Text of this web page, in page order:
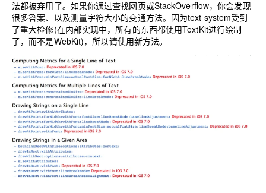
法都被弃用了。如果你通过查找网页或StackOverflow，你会发现
很多答案、以及测量字符大小的变通方法。因为text system受到
了重大检修(在内部实现中，所有的东西都使用TextKit进行绘制
了，而不是WebKit)，所以请使用新方法。